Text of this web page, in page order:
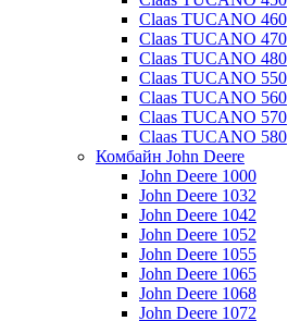
Claas TUCANO 460
Claas TUCANO 470
Claas TUCANO 480
Claas TUCANO 550
Claas TUCANO 560
Claas TUCANO 570
Claas TUCANO 580
Комбайн John Deere
John Deere 1000
John Deere 1032
John Deere 1042
John Deere 1052
John Deere 1055
John Deere 1065
John Deere 1068
John Deere 1072